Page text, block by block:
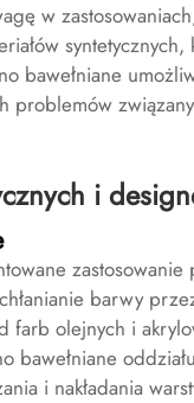
w
bawełniane
problemów
i
zastosowanie
barwy
olejnych i
bawełniane
i nakładania